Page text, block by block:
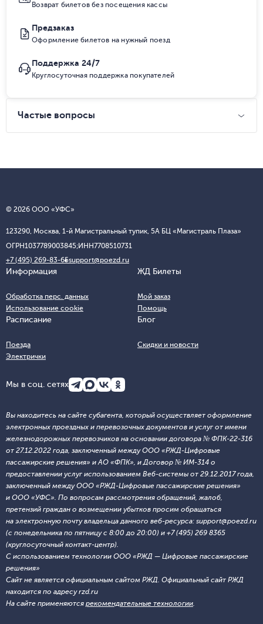
Возврат билетов без посещения кассы
Предзаказ
Оформление билетов на нужный поезд
Поддержка 24/7
Круглосуточная поддержка покупателей
Частые вопросы
© 2026 ООО «УФС»
123290, Москва, 1-й Магистральный тупик, 5А БЦ «Магистраль Плаза»
ОГРН1037789003845;ИНН7708510731
+7 (495) 269-83-65support@poezd.ru
Информация
Обработка перс. данных
Использование cookie
ЖД Билеты
Мой заказ
Помощь
Расписание
Поезда
Электрички
Блог
Скидки и новости
Мы в соц. сетях
Вы находитесь на сайте субагента, который осуществляет оформление
электронных проездных и перевозочных документов и услуг от имени
железнодорожных перевозчиков на основании договора № ФПК-22-316
от 27.12.2022 года, заключенный между ООО «РЖД-Цифровые
пассажирские решения» и АО «ФПК», и Договор № ИМ-314 о
предоставлении услуг использованием Веб-системы от 29.12.2017 года,
заключенный между ООО «РЖД-Цифровые пассажирские решения»
и ООО «УФС». По вопросам рассмотрения обращений, жалоб,
претензий граждан о возмещении убытков просим обращаться
на электронную почту владельца данного веб-ресурса: support@poezd.ru
(с понедельника по пятницу с 8:00 до 20:00) и +7 (495) 269 8365
(круглосуточный контакт-центр).
С использованием технологии ООО «РЖД — Цифровые пассажирские
решения»
Сайт не является официальным сайтом РЖД. Официальный сайт РЖД
находится по адресу rzd.ru
На сайте применяются рекомендательные технологии.